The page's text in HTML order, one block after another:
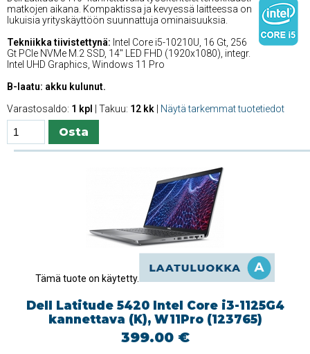
matkojen aikana. Kompaktissa ja kevyessä laitteessa on
lukuisia yrityskäyttöön suunnattuja ominaisuuksia.
Tekniikka tiivistettynä: Intel Core i5-10210U, 16 Gt, 256
Gt PCIe NVMe M.2 SSD, 14'' LED FHD (1920x1080), integr.
Intel UHD Graphics, Windows 11 Pro
B-laatu: akku kulunut.
Varastosaldo: 1 kpl | Takuu: 12 kk Näytä tarkemmat tuotetiedot
Tämä tuote on käytetty.
Dell Latitude 5420 Intel Core i3-1125G4
kannettava (K), W11Pro (123765)
399.00 €